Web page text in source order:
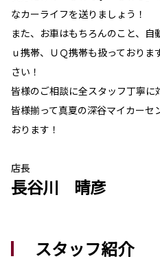
なカーライフを送りましょう！
また、お車はもちろんのこと、自
ｕ携帯、ＵＱ携帯も扱っており
さい！
皆様のご相談に全スタッフ丁寧に
皆様揃って真夏の深谷マイカーセ
おります！
店長
長谷川 晴彦
スタッフ紹介